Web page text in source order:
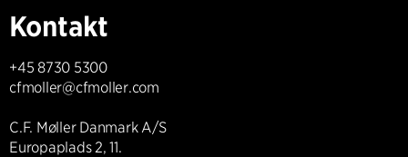
Kontakt
+45 8730 5300
cfmoller@cfmoller.com
C.F. Møller Danmark A/S
Europaplads 2, 11.